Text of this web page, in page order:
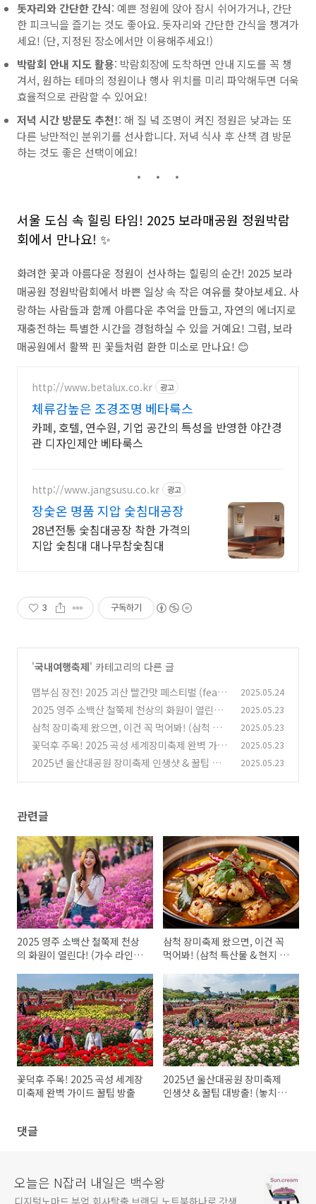
돗자리와 간단한 간식: 예쁜 정원에 앉아 잠시 쉬어가거나, 간단
한 피크닉을 즐기는 것도 좋아요. 돗자리와 간단한 간식을 챙겨가
세요! (단, 지정된 장소에서만 이용해주세요!)
박람회 안내 지도 활용: 박람회장에 도착하면 안내 지도를 꼭 챙
겨서, 원하는 테마의 정원이나 행사 위치를 미리 파악해두면 더욱
효율적으로 관람할 수 있어요!
저녁 시간 방문도 추천!: 해 질 녘 조명이 켜진 정원은 낮과는 또
다른 낭만적인 분위기를 선사합니다. 저녁 식사 후 산책 겸 방문
하는 것도 좋은 선택이에요!
서울 도심 속 힐링 타임! 2025 보라매공원 정원박람
회에서 만나요! ✨
화려한 꽃과 아름다운 정원이 선사하는 힐링의 순간! 2025 보라
매공원 정원박람회에서 바쁜 일상 속 작은 여유를 찾아보세요. 사
랑하는 사람들과 함께 아름다운 추억을 만들고, 자연의 에너지로
재충전하는 특별한 시간을 경험하실 수 있을 거예요! 그럼, 보라
매공원에서 활짝 핀 꽃들처럼 환한 미소로 만나요! 😊
http://www.betalux.co.kr 광고
체류감높은 조경조명 베타룩스
카페, 호텔, 연수원, 기업 공간의 특성을 반영한 야간경
관 디자인제안 베타룩스
http://www.jangsusu.co.kr 광고
장숯온 명품 지압 숯침대공장
28년전통 숯침대공장 착한 가격의
지압 숯침대 대나무참숯침대
3 구독하기
'국내여행축제' 카테고리의 다른 글
맵부심 장전! 2025 괴산 빨간맛 페스티벌 (feat.
코요태 쏴리질러!)
(6)
2025.05.24
2025 영주 소백산 철쭉제 천상의 화원이 열린다!
(가수 라인업까지!)
(1)
2025.05.23
삼척 장미축제 왔으면, 이건 꼭 먹어봐! (삼척 특
산물 & 현지 맛집 꿀팁!) (1)
2025.05.23
꽃덕후 주목! 2025 곡성 세계장미축제 완벽 가이
드 꿀팁 방출 (3)
2025.05.23
2025년 울산대공원 장미축제 인생샷 & 꿀팁 대
2025.05.23
관련글
2025 영주 소백산 철쭉제 천상
의 화원이 열린다! (가수 라인업
삼척 장미축제 왔으면, 이건 꼭
먹어봐! (삼척 특산물 & 현지 맛
꽃덕후 주목! 2025 곡성 세계장
미축제 완벽 가이드 꿀팁 방출
2025년 울산대공원 장미축제
인생샷 & 꿀팁 대방출! (놓치면
댓글
오늘은 N잡러 내일은 백수왕